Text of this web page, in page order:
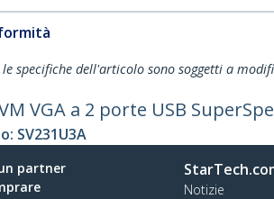
specifiche dell'articolo sono soggetti a
VGA a 2 porte USB
SV231U3A
partner
Notizie